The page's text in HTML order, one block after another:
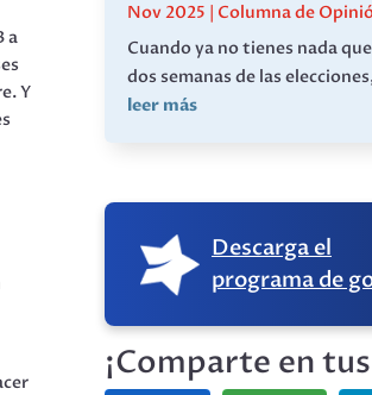
a
Y
Nov 2025
Columna de
Cuando ya no tienes nada
dos semanas de las
leer más
Descarga el
programa de
¡Comparte en